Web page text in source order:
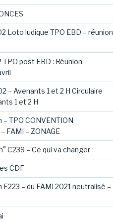
Loto ludique TPO EBD – réunion
post EBD : Réunion
– Avenants 1 et 2 H Circulaire
1 et 2 H
– TPO CONVENTION
FAMI – ZONAGE
C239 – Ce qui va changer
CDF
F223 – du FAMI 2021 neutralisé –